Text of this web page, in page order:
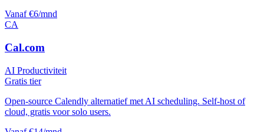
Vanaf €6/mnd
CA
Cal.com
AI Productiviteit
Gratis tier
Open-source Calendly alternatief met AI scheduling. Self-host of
cloud, gratis voor solo users.